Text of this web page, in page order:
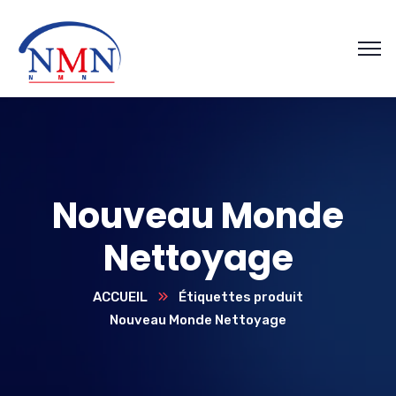
Nouveau Monde
Nettoyage
ACCUEIL
Étiquettes produit
Nouveau Monde Nettoyage